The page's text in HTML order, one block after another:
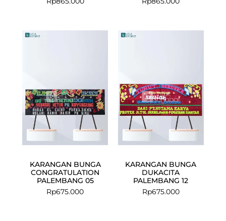
KARANGAN BUNGA
CONGRATULATION
PALEMBANG 05
Rp675.000
KARANGAN BUNGA
DUKACITA
PALEMBANG 12
Rp675.000